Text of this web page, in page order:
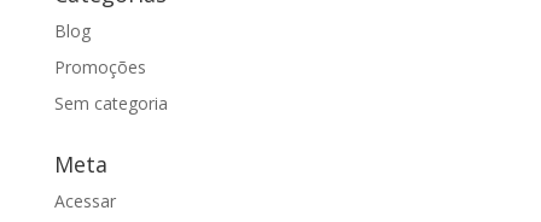
Blog
Promoções
Sem categoria
Meta
Acessar